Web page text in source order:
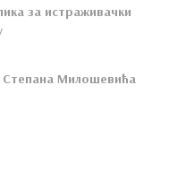
за истраживачки
Степана Милошевића